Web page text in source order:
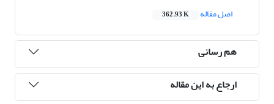
اصل مقاله
362.93 K
هم رسانی
ارجاع به این مقاله